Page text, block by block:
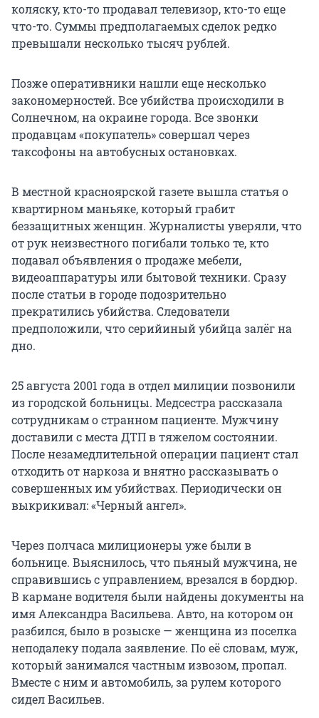
коляску, кто-то продавал телевизор, кто-то еще
что-то. Суммы предполагаемых сделок редко
превышали несколько тысяч рублей.
Позже оперативники нашли еще несколько
закономерностей. Все убийства происходили в
Солнечном, на окраине города. Все звонки
продавцам «покупатель» совершал через
таксофоны на автобусных остановках.
В местной красноярской газете вышла статья о
квартирном маньяке, который грабит
беззащитных женщин. Журналисты уверяли, что
от рук неизвестного погибали только те, кто
подавал объявления о продаже мебели,
видеоаппаратуры или бытовой техники. Сразу
после статьи в городе подозрительно
прекратились убийства. Следователи
предположили, что серийиный убийца залёг на
дно.
25 августа 2001 года в отдел милиции позвонили
из городской больницы. Медсестра рассказала
сотрудникам о странном пациенте. Мужчину
доставили с места ДТП в тяжелом состоянии.
После незамедлительной операции пациент стал
отходить от наркоза и внятно рассказывать о
совершенных им убийствах. Периодически он
выкрикивал: «Черный ангел».
Через полчаса милиционеры уже были в
больнице. Выяснилось, что пьяный мужчина, не
справившись с управлением, врезался в бордюр.
В кармане водителя были найдены документы на
имя Александра Васильева. Авто, на котором он
разбился, было в розыске — женщина из поселка
неподалеку подала заявление. По её словам, муж,
который занимался частным извозом, пропал.
Вместе с ним и автомобиль, за рулем которого
сидел Васильев.